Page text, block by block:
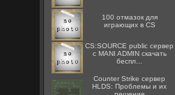
100 отмазок для
играющих в CS
CS:SOURCE public сервер
с MANI ADMIN скачать
беспл...
Counter Strike сервер
HLDS: Проблемы и их